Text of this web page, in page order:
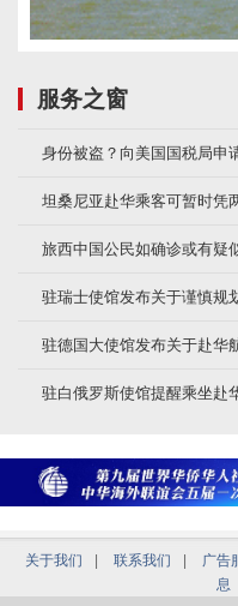
服务之窗
身份被盗？向美国国税局申
坦桑尼亚赴华乘客可暂时凭
旅西中国公民如确诊或有疑
驻瑞士使馆发布关于谨慎规
驻德国大使馆发布关于赴华
驻白俄罗斯使馆提醒乘坐赴
关于我们 联系我们 广告
息